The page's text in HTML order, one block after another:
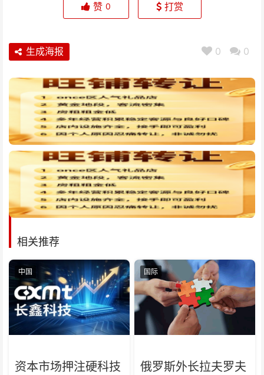
赞 0 打赏
0 0
生成海报
相关推荐
中国
资本市场押注硬科技
国际
俄罗斯外长拉夫罗夫